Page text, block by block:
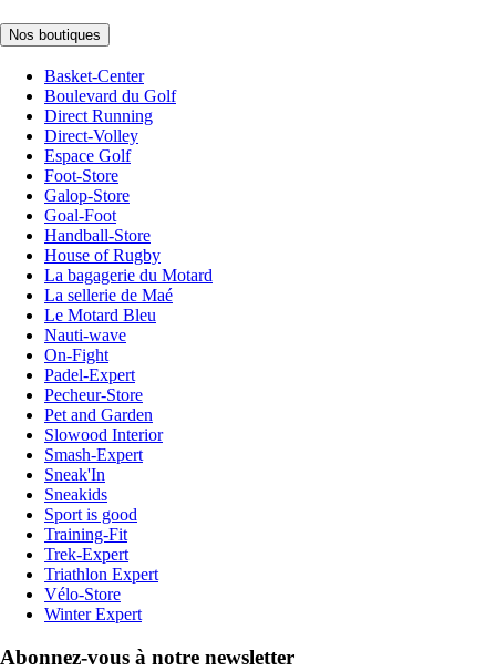
Nos boutiques
Basket-Center
Boulevard du Golf
Direct Running
Direct-Volley
Espace Golf
Foot-Store
Galop-Store
Goal-Foot
Handball-Store
House of Rugby
La bagagerie du Motard
La sellerie de Maé
Le Motard Bleu
Nauti-wave
On-Fight
Padel-Expert
Pecheur-Store
Pet and Garden
Slowood Interior
Smash-Expert
Sneak'In
Sneakids
Sport is good
Training-Fit
Trek-Expert
Triathlon Expert
Vélo-Store
Winter Expert
Abonnez-vous à notre newsletter